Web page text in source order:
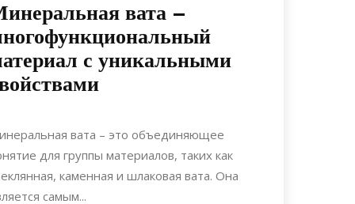
вата –
с уникальными
26.06.2020
вата – это объединяющее
для группы материалов, таких как
каменная и шлаковая вата. Она
самым...